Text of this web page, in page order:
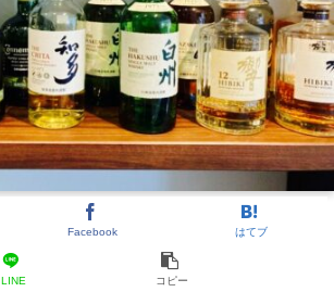
Facebook はてブ
LINE コピー